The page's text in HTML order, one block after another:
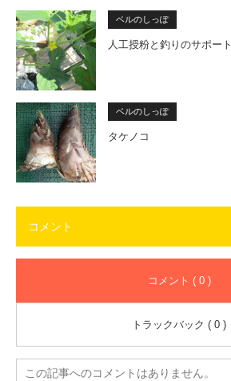
ベルのしっぽ
人工授粉と釣りのサポート
ベルのしっぽ
タケノコ
コメント
コメント ( 0 )
トラックバック ( 0 )
この記事へのコメントはありません。